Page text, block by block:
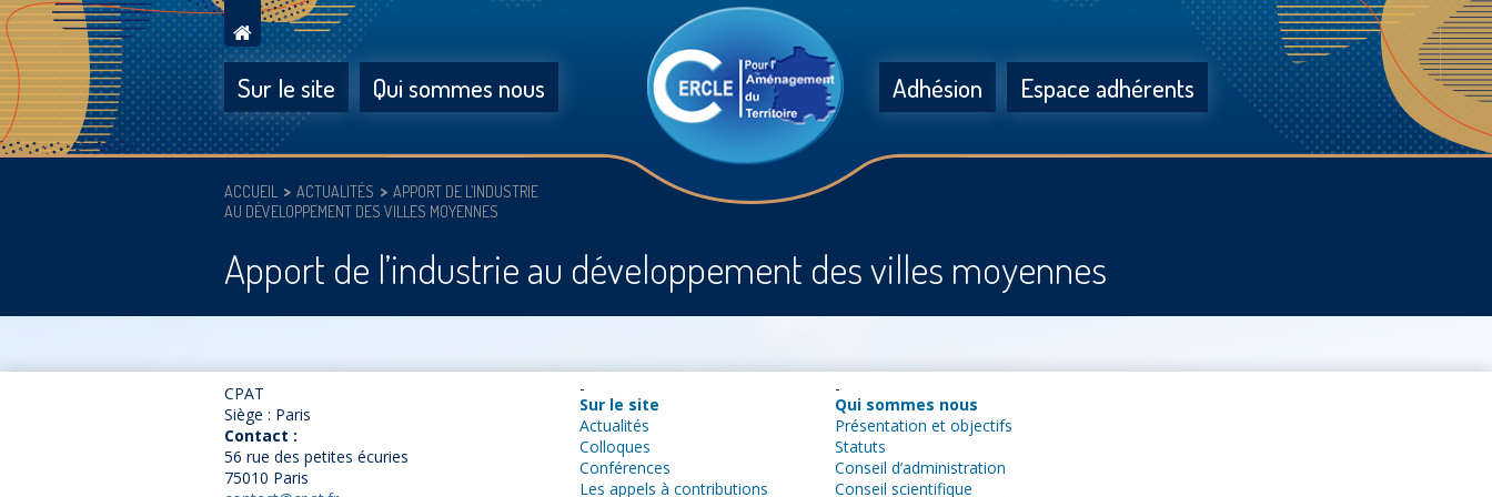
Sur le site Qui sommes nous Adhésion Espace adhérents
ACCUEIL ACTUALITÉS
APPORT DE L’INDUSTRIE
AU DÉVELOPPEMENT DES VILLES MOYENNES
Apport de l’industrie au développement des villes moyennes
CPAT
Siège : Paris
Contact :
56 rue des petites écuries
75010 Paris
Sur le site
Actualités
Colloques
Conférences
Les appels à contributions
Qui sommes nous
Présentation et objectifs
Statuts
Conseil d’administration
Conseil scientifique